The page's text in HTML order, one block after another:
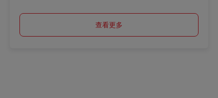
查看更多